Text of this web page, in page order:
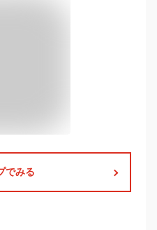
でみる